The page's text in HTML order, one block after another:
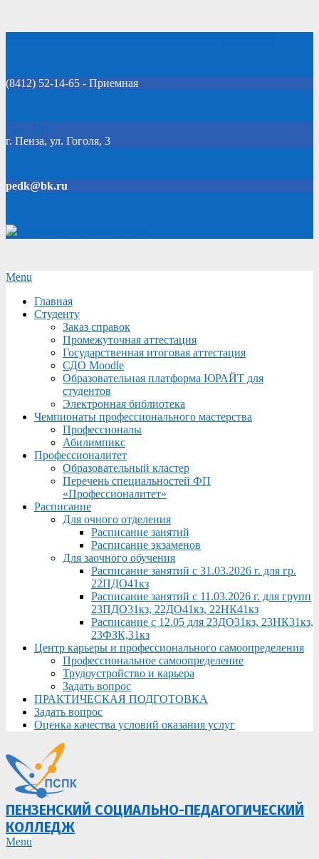
(8412) 52-14-65 - Приемная
Click Here
г. Пенза, ул. Гоголя, 3
pedk@bk.ru
Secondary
Menu
Menu
Главная
Студенту
Заказ справок
Промежуточная аттестация
Государственная итоговая аттестация
СДО Moodle
Образовательная платформа ЮРАЙТ для
студентов
Электронная библиотека
Чемпионаты профессионального мастерства
Профессионалы
Абилимпикс
Профессионалитет
Образовательный кластер
Перечень специальностей ФП
«Профессионалитет»
Расписание
Для очного отделения
Расписание занятий
Расписание экзаменов
Для заочного обучения
Расписание занятий с 31.03.2026 г. для гр.
22ПДО41кз
Расписание занятий с 11.03.2026 г. для групп
23ПДО31кз, 22ДО41кз, 22НК41кз
Расписание с 12.05 для 23ДО31кз, 23НК31кз,
23ФЗК,31кз
Центр карьеры и профессионального самоопределения
Профессиональное самоопределение
Трудоустройство и карьера
Задать вопрос
ПРАКТИЧЕСКАЯ ПОДГОТОВКА
Задать вопрос
Оценка качества условий оказания услуг
ПЕНЗЕНСКИЙ СОЦИАЛЬНО-ПЕДАГОГИЧЕСКИЙ
КОЛЛЕДЖ
Primary
Menu